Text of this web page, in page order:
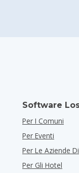
Software
Per I Comuni
Per Eventi
Per Le Aziende
Per Gli Hotel